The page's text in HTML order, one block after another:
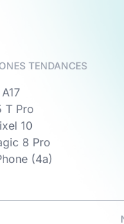
TENDANCES
T Pro
10
8 Pro
(4a)